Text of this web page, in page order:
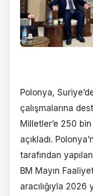
Polonya,
çalışmalarına
Milletler’e 250
açıkladı.
tarafından
BM Mayın
aracılığıyla 2026